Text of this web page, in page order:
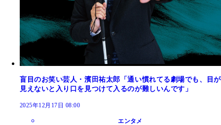
盲目のお笑い芸人・濱田祐太郎「通い慣れてる劇場でも、目が
見えないと入り口を見つけて入るのが難しいんです」
2025年12月17日 08:00
エンタメ